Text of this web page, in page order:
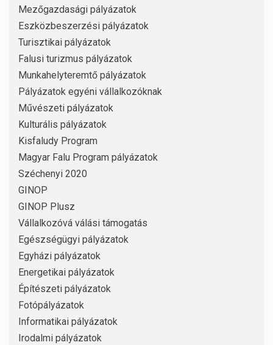
Mezőgazdasági pályázatok
Eszközbeszerzési pályázatok
Turisztikai pályázatok
Falusi turizmus pályázatok
Munkahelyteremtő pályázatok
Pályázatok egyéni vállalkozóknak
Művészeti pályázatok
Kulturális pályázatok
Kisfaludy Program
Magyar Falu Program pályázatok
Széchenyi 2020
GINOP
GINOP Plusz
Vállalkozóvá válási támogatás
Egészségügyi pályázatok
Egyházi pályázatok
Energetikai pályázatok
Építészeti pályázatok
Fotópályázatok
Informatikai pályázatok
Irodalmi pályázatok